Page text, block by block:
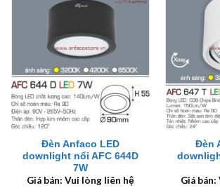
Đèn Anfaco LED
downlight nổi AFC 644D
7W
Giá bán: Vui lòng liên hệ
Đèn
Giá